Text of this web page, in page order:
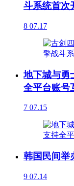
斗系统首次
8 07.17
地下城与勇
全平台账号
7 07.15
韩国民间举
9 07.14